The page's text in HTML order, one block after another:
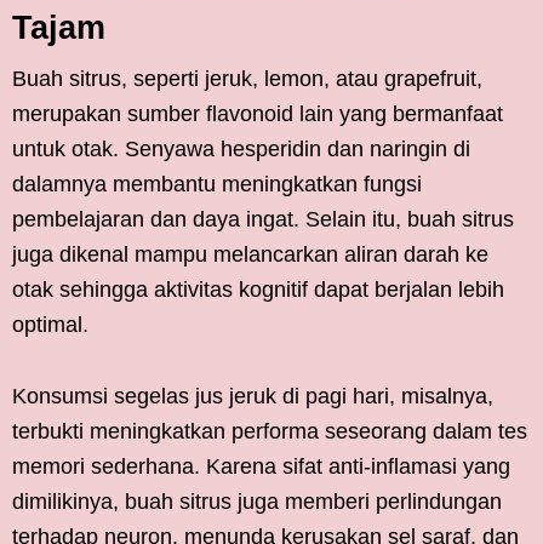
Tajam
Buah sitrus, seperti jeruk, lemon, atau grapefruit,
merupakan sumber flavonoid lain yang bermanfaat
untuk otak. Senyawa hesperidin dan naringin di
dalamnya membantu meningkatkan fungsi
pembelajaran dan daya ingat. Selain itu, buah sitrus
juga dikenal mampu melancarkan aliran darah ke
otak sehingga aktivitas kognitif dapat berjalan lebih
optimal.
Konsumsi segelas jus jeruk di pagi hari, misalnya,
terbukti meningkatkan performa seseorang dalam tes
memori sederhana. Karena sifat anti-inflamasi yang
dimilikinya, buah sitrus juga memberi perlindungan
terhadap neuron, menunda kerusakan sel saraf, dan